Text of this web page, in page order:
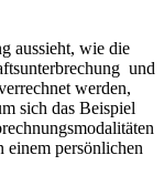
aussieht, wie die
und
werden,
sich das Beispiel
einem persönlichen